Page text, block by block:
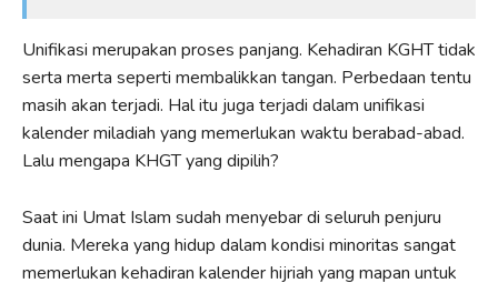
Unifikasi merupakan proses panjang. Kehadiran KGHT tidak
serta merta seperti membalikkan tangan. Perbedaan tentu
masih akan terjadi. Hal itu juga terjadi dalam unifikasi
kalender miladiah yang memerlukan waktu berabad-abad.
Lalu mengapa KHGT yang dipilih?
Saat ini Umat Islam sudah menyebar di seluruh penjuru
dunia. Mereka yang hidup dalam kondisi minoritas sangat
memerlukan kehadiran kalender hijriah yang mapan untuk